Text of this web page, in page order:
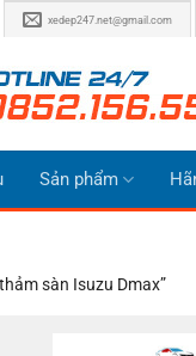
xedep247.net@gmail.com
Sản phẩm
sàn Isuzu Dmax”